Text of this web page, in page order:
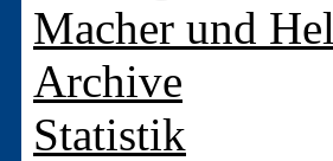
Macher und
Archive
Statistik